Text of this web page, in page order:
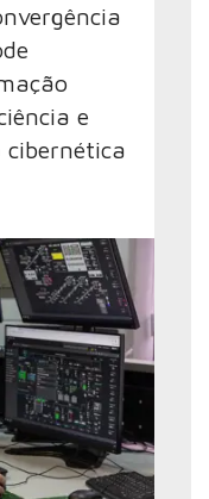
e